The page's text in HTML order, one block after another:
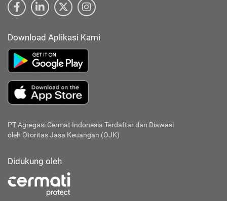
Download Aplikasi Kami
PT Agregasi Cermat Indonesia Terdaftar dan Diawasi
oleh Otoritas Jasa Keuangan (OJK)
Didukung oleh